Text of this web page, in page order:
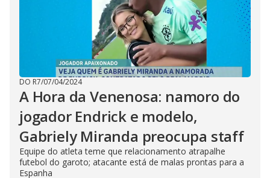
DO R7/07/04/2024
A Hora da Venenosa: namoro do
jogador Endrick e modelo,
Gabriely Miranda preocupa staff
Equipe do atleta teme que relacionamento atrapalhe
futebol do garoto; atacante está de malas prontas para a
Espanha